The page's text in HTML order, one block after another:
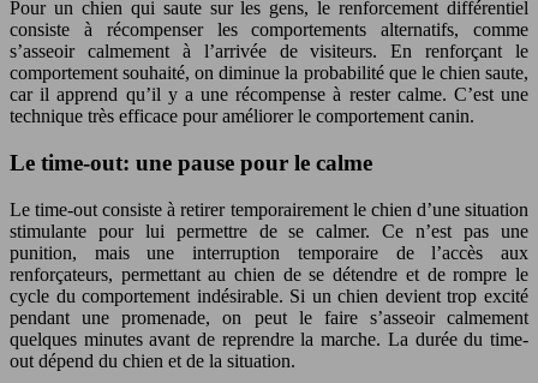
Pour un chien qui saute sur les gens, le renforcement différentiel
consiste à récompenser les comportements alternatifs, comme
s’asseoir calmement à l’arrivée de visiteurs. En renforçant le
comportement souhaité, on diminue la probabilité que le chien saute,
car il apprend qu’il y a une récompense à rester calme. C’est une
technique très efficace pour améliorer le comportement canin.
Le time-out: une pause pour le calme
Le time-out consiste à retirer temporairement le chien d’une situation
stimulante pour lui permettre de se calmer. Ce n’est pas une
punition, mais une interruption temporaire de l’accès aux
renforçateurs, permettant au chien de se détendre et de rompre le
cycle du comportement indésirable. Si un chien devient trop excité
pendant une promenade, on peut le faire s’asseoir calmement
quelques minutes avant de reprendre la marche. La durée du time-
out dépend du chien et de la situation.